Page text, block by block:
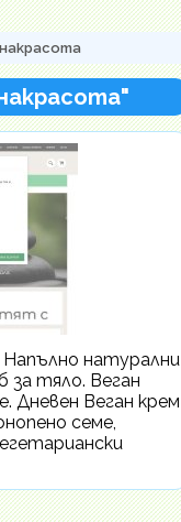
натурални
за тяло. Веган
Дневен Веган крем
семе,